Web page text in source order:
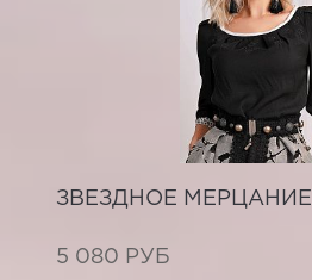
ЗВЕЗДНОЕ МЕРЦАНИЕ
5 080 РУБ